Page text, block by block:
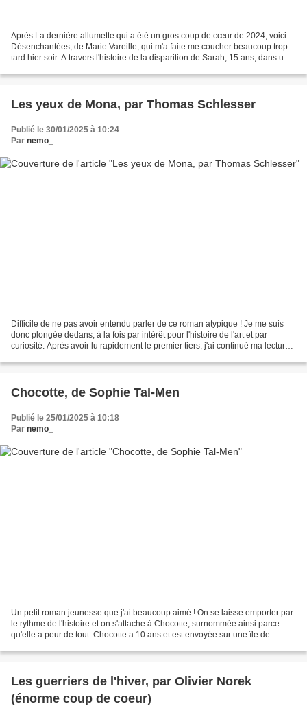
Après La dernière allumette qui a été un gros coup de cœur de 2024, voici
Désenchantées, de Marie Vareille, qui m'a faite me coucher beaucoup trop
tard hier soir. A travers l'histoire de la disparition de Sarah, 15 ans, dans une
Les yeux de Mona, par Thomas Schlesser
Publié le 30/01/2025 à 10:24
Par nemo_
Difficile de ne pas avoir entendu parler de ce roman atypique ! Je me suis
donc plongée dedans, à la fois par intérêt pour l'histoire de l'art et par
curiosité. Après avoir lu rapidement le premier tiers, j'ai continué ma lecture
Chocotte, de Sophie Tal-Men
Publié le 25/01/2025 à 10:18
Par nemo_
Un petit roman jeunesse que j'ai beaucoup aimé ! On se laisse emporter par
le rythme de l'histoire et on s'attache à Chocotte, surnommée ainsi parce
qu'elle a peur de tout. Chocotte a 10 ans et est envoyée sur une île de
Les guerriers de l'hiver, par Olivier Norek
(énorme coup de coeur)